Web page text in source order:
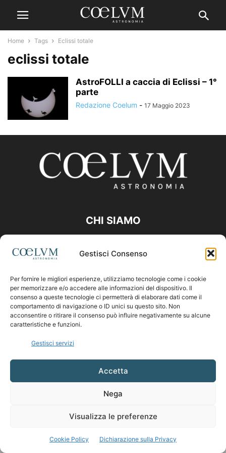
Gestisci Consenso
Per fornire le migliori esperienze, utilizziamo tecnologie come i cookie
per memorizzare e/o accedere alle informazioni del dispositivo. Il
consenso a queste tecnologie ci permetterà di elaborare dati come il
comportamento di navigazione o ID unici su questo sito. Non
acconsentire o ritirare il consenso può influire negativamente su alcune
caratteristiche e funzioni.
Gestisci servizi
Accetta
Nega
Visualizza le preferenze
Cookie Policy Dichiarazione sulla Privacy
Home Tags Eclissi totale
eclissi totale
AstroFOLLI a caccia di Eclissi – 1°
parte
Redazione Coelum - 17 Maggio 2023
CHI SIAMO
Contattaci:coelumastro@coelum.com
SEGUICI